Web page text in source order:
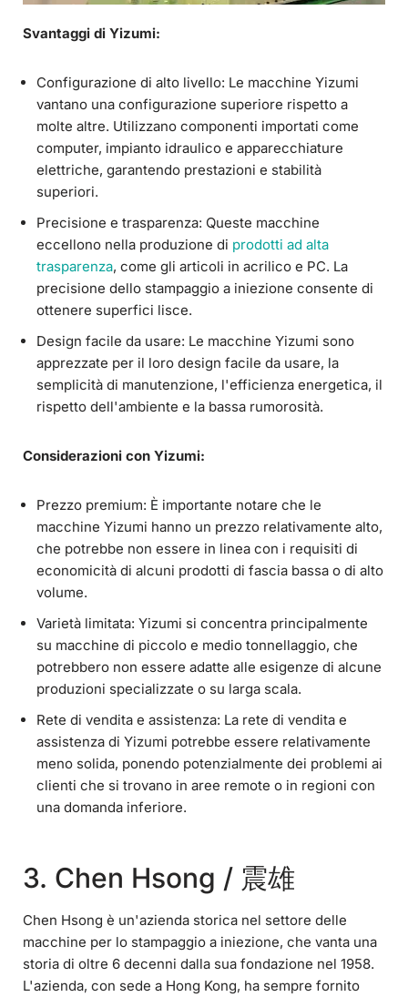
Svantaggi di Yizumi:
Configurazione di alto livello: Le macchine Yizumi
vantano una configurazione superiore rispetto a
molte altre. Utilizzano componenti importati come
computer, impianto idraulico e apparecchiature
elettriche, garantendo prestazioni e stabilità
superiori.
Precisione e trasparenza: Queste macchine
eccellono nella produzione di prodotti ad alta
trasparenza, come gli articoli in acrilico e PC. La
precisione dello stampaggio a iniezione consente di
ottenere superfici lisce.
Design facile da usare: Le macchine Yizumi sono
apprezzate per il loro design facile da usare, la
semplicità di manutenzione, l'efficienza energetica, il
rispetto dell'ambiente e la bassa rumorosità.
Considerazioni con Yizumi:
Prezzo premium: È importante notare che le
macchine Yizumi hanno un prezzo relativamente alto,
che potrebbe non essere in linea con i requisiti di
economicità di alcuni prodotti di fascia bassa o di alto
volume.
Varietà limitata: Yizumi si concentra principalmente
su macchine di piccolo e medio tonnellaggio, che
potrebbero non essere adatte alle esigenze di alcune
produzioni specializzate o su larga scala.
Rete di vendita e assistenza: La rete di vendita e
assistenza di Yizumi potrebbe essere relativamente
meno solida, ponendo potenzialmente dei problemi ai
clienti che si trovano in aree remote o in regioni con
una domanda inferiore.
3. Chen Hsong / 震雄
Chen Hsong è un'azienda storica nel settore delle
macchine per lo stampaggio a iniezione, che vanta una
storia di oltre 6 decenni dalla sua fondazione nel 1958.
L'azienda, con sede a Hong Kong, ha sempre fornito